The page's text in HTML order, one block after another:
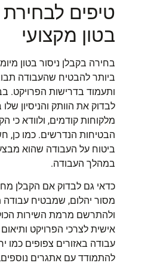
טיפים לבחירת
בטון מקצועי
בחירה בקבלן ניסור בטון
ביותר להבטיח שהעבודה
ותעמוד בדרישות הפרויקט.
לבדוק את הוותק והניסיון
מלקוחות קודמים, ולוודא כי
הבטיחות הנדרשים. כמו כן,
ביטוח על העבודה שהוא
במהלך העבודה.
כדאי גם לבדוק אם הקבלן
מסור יהלום, שמבטיח עבודה
ולהתרשם מרמת השירות
אישית לצרכי הפרויקט
עבודה באזורים צפופים כמו
להתמודד עם אתגרים